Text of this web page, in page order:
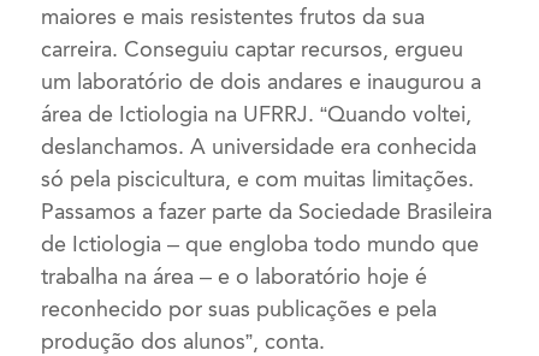
maiores e mais resistentes frutos da sua
carreira. Conseguiu captar recursos, ergueu
um laboratório de dois andares e inaugurou a
área de Ictiologia na UFRRJ. “Quando voltei,
deslanchamos. A universidade era conhecida
só pela piscicultura, e com muitas limitações.
Passamos a fazer parte da Sociedade Brasileira
de Ictiologia – que engloba todo mundo que
trabalha na área – e o laboratório hoje é
reconhecido por suas publicações e pela
produção dos alunos”, conta.